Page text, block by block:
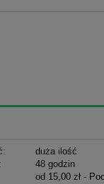
duża ilość
48 godzin
od 15,00 zł -